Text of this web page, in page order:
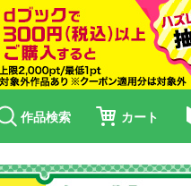
作品検索 カート